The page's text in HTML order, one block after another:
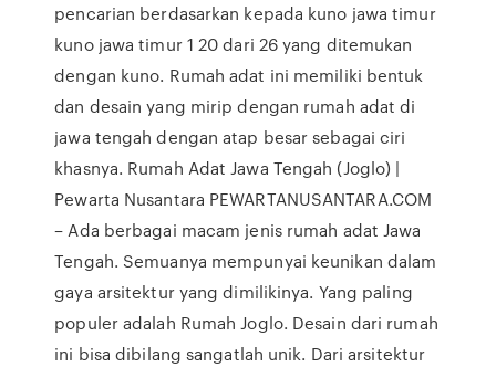
pencarian berdasarkan kepada kuno jawa timur
kuno jawa timur 1 20 dari 26 yang ditemukan
dengan kuno. Rumah adat ini memiliki bentuk
dan desain yang mirip dengan rumah adat di
jawa tengah dengan atap besar sebagai ciri
khasnya. Rumah Adat Jawa Tengah (Joglo) |
Pewarta Nusantara PEWARTANUSANTARA.COM
– Ada berbagai macam jenis rumah adat Jawa
Tengah. Semuanya mempunyai keunikan dalam
gaya arsitektur yang dimilikinya. Yang paling
populer adalah Rumah Joglo. Desain dari rumah
ini bisa dibilang sangatlah unik. Dari arsitektur